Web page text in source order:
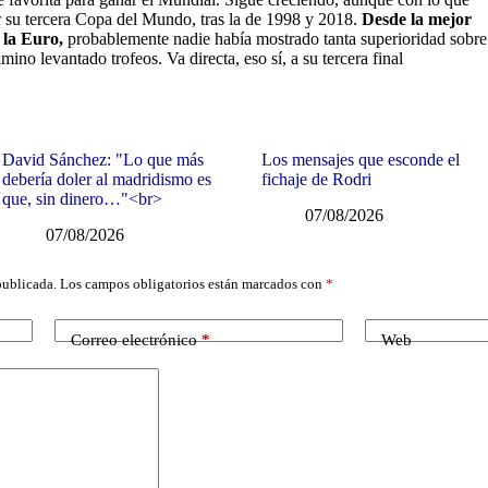
tercera Copa del Mundo, tras la de 1998 y 2018. Desde la mejor
la Euro, probablemente nadie había mostrado tanta superioridad sobre
levantado trofeos. Va directa, eso sí, a su tercera final
David Sánchez: "Lo que más
debería doler al madridismo es
que, sin dinero…"<br>
07/08/2026
Los mensajes que esconde el
fichaje de Rodri
07/08/2026
Los campos obligatorios están marcados con *
Correo electrónico* Web